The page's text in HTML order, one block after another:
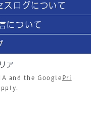
スログについて
について
ア
and the Google Pri